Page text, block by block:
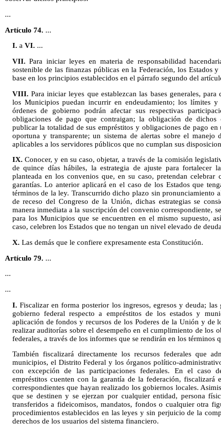
...
Artículo 74. ...
I. a VI. ...
VII. Para iniciar leyes en materia de responsabilidad
sostenible de las finanzas públicas en la Federación, los Estados
base en los principios establecidos en el párrafo segundo del
VIII. Para iniciar leyes que establezcan las bases generales,
los Municipios puedan incurrir en endeudamiento; los límites y
órdenes de gobierno podrán afectar sus respectivas
obligaciones de pago que contraigan; la obligación de
publicar la totalidad de sus empréstitos y obligaciones de pago
oportuna y transparente; un sistema de alertas sobre el manejo
aplicables a los servidores públicos que no cumplan sus
IX. Conocer, y en su caso, objetar, a través de la comisión
de quince días hábiles, la estrategia de ajuste para fortalecer
planteada en los convenios que, en su caso, pretendan
garantías. Lo anterior aplicará en el caso de los Estados que
términos de la ley. Transcurrido dicho plazo sin pronunciamiento
de receso del Congreso de la Unión, dichas estrategias se
manera inmediata a la suscripción del convenio correspondiente,
para los Municipios que se encuentren en el mismo supuesto,
caso, celebren los Estados que no tengan un nivel elevado de
X. Las demás que le confiere expresamente esta Constitución.
Artículo 79. ...
...
...
I. Fiscalizar en forma posterior los ingresos, egresos y deuda;
gobierno federal respecto a empréstitos de los estados y
aplicación de fondos y recursos de los Poderes de la Unión y de
realizar auditorías sobre el desempeño en el cumplimiento de los
federales, a través de los informes que se rendirán en los términos
También fiscalizará directamente los recursos federales que
municipios, el Distrito Federal y los órganos político-
con excepción de las participaciones federales. En el caso
empréstitos cuenten con la garantía de la federación,
correspondientes que hayan realizado los gobiernos locales.
que se destinen y se ejerzan por cualquier entidad, persona
transferidos a fideicomisos, mandatos, fondos o cualquier otra
procedimientos establecidos en las leyes y sin perjuicio de la
derechos de los usuarios del sistema financiero.